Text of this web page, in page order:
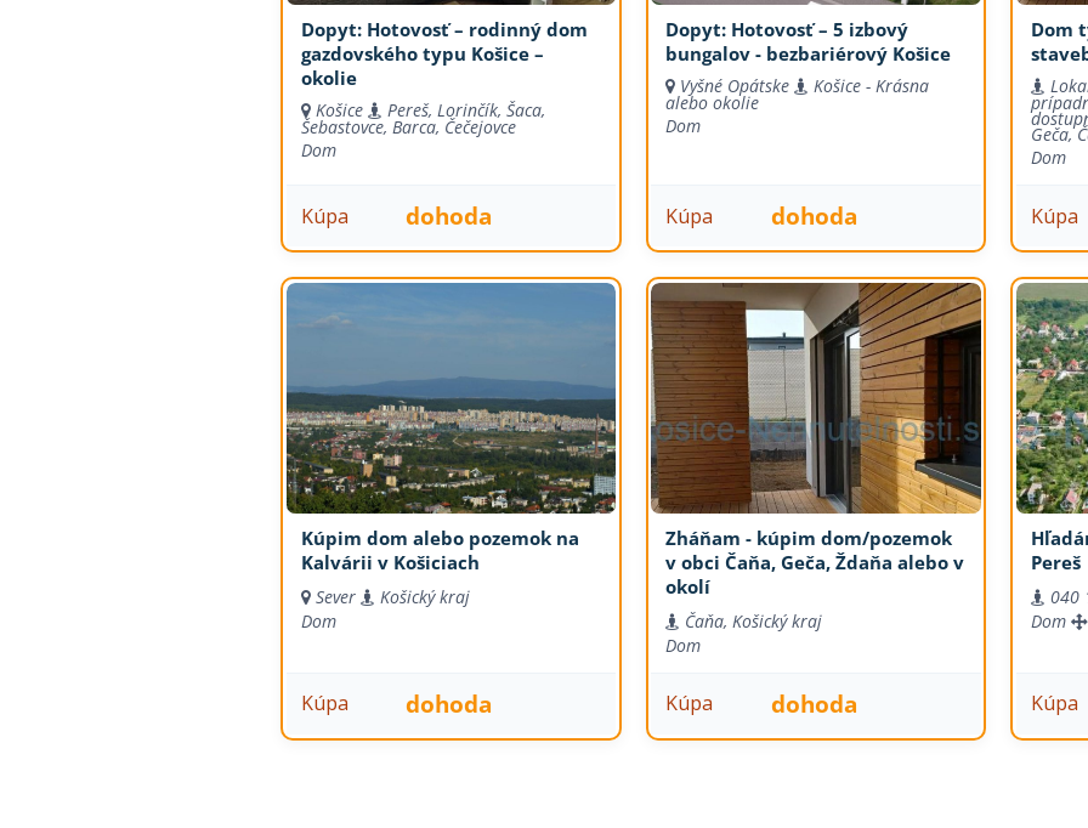
Dopyt: Hotovosť – rodinný dom
gazdovského typu Košice –
okolie
Košice Pereš, Lorinčík, Šaca,
Šebastovce, Barca, Čečejovce
Dom
Kúpa dohoda
Dopyt: Hotovosť – 5 izbový
bungalov - bezbariérový Košice
Vyšné Opátske Košice - Krásna
alebo okolie
Dom
Kúpa dohoda
Dom
Geča,
Dom
Kúpa
Kúpim dom alebo pozemok na
Kalvárii v Košiciach
Sever
Košický kraj
Dom
Kúpa dohoda
Zháňam - kúpim dom/pozemok
v obci Čaňa, Geča, Ždaňa alebo v
okolí
Čaňa, Košický kraj
Dom
Kúpa dohoda
Pereš
040
Dom
Kúpa